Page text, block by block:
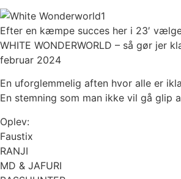
Efter en kæmpe succes her i 23′
WHITE WONDERWORLD – så gør jer
februar 2024
En uforglemmelig aften hvor alle er
En stemning som man ikke vil gå glip
Oplev:
Faustix
RANJI
MD & JAFURI